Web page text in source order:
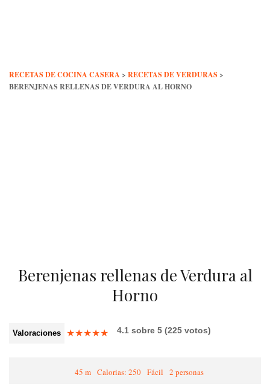
RECETAS DE COCINA CASERA > RECETAS DE VERDURAS >
BERENJENAS RELLENAS DE VERDURA AL HORNO
Berenjenas rellenas de Verdura al
Horno
Valoraciones ★★★★★ 4.1 sobre 5 (225 votos)
45 m Calorias: 250 Fácil 2 personas